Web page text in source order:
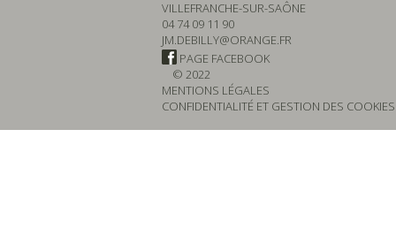
VILLEFRANCHE-SUR-SAÔNE
04 74 09 11 90
JM.DEBILLY@ORANGE.FR
PAGE FACEBOOK
© 2022
MENTIONS LÉGALES
CONFIDENTIALITÉ ET GESTION DES COOKIES